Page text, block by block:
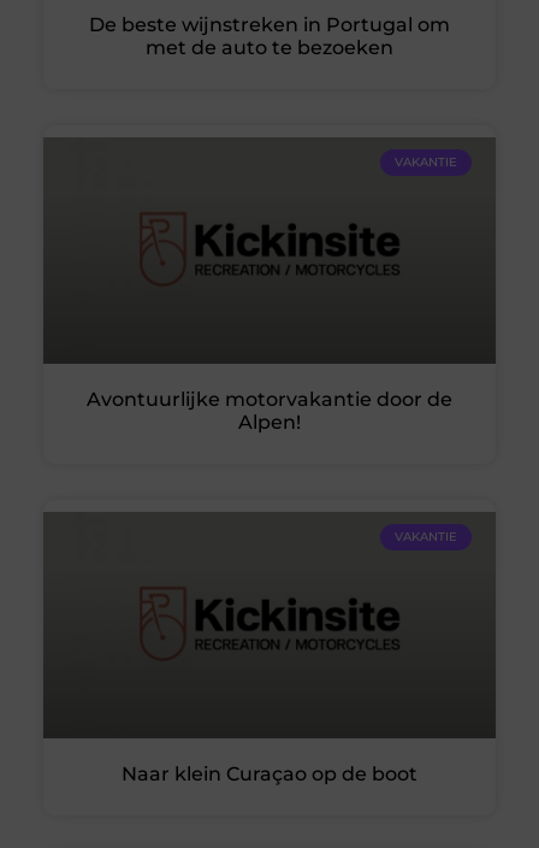
De beste wijnstreken in Portugal om
met de auto te bezoeken
VAKANTIE
Avontuurlijke motorvakantie door de
Alpen!
VAKANTIE
Naar klein Curaçao op de boot